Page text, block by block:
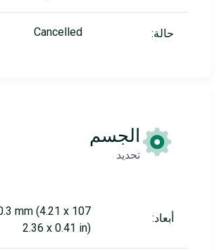
حالة: Cancelled
الجسم
تحديد
أبعاد:
10.3 mm (4.21 x
2.36 x 0.41 in)